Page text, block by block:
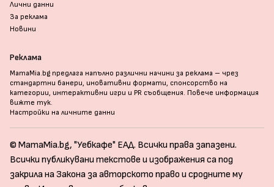
Лични данни
За реклама
Новини
Реклама
MamaMia.bg предлага напълно различни начини за реклама – чрез
стандартни банери, иновативни формати, спонсорство на
категории, интерактивни игри и PR съобщения. Повече информация
вижте тук.
Настройки на личните данни
© MamaMia.bg, "Уебкафе" ЕАД. Всички права запазени.
Всички публикувани текстове и изображения са под
закрила на Закона за авторското право и сродните му